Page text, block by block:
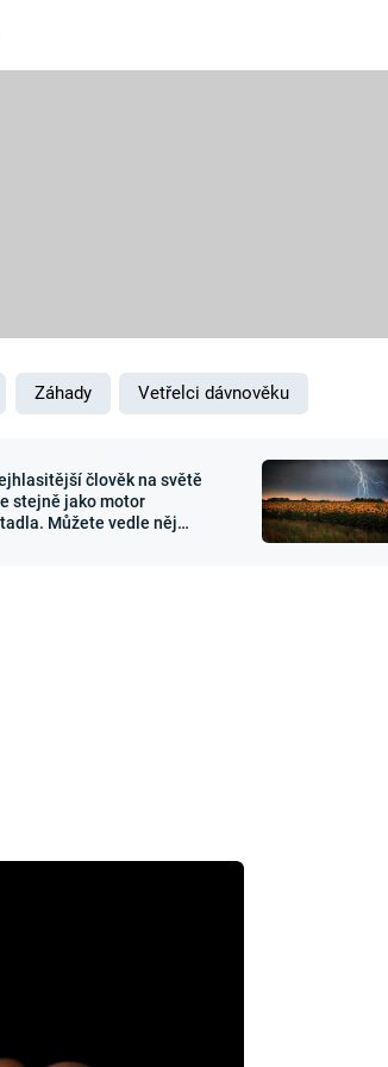
Zajímavosti
FILMY VERSUS
Záhady Vetřelci dávnověku
člověk na světě
stejně jako motor
Můžete vedle něj